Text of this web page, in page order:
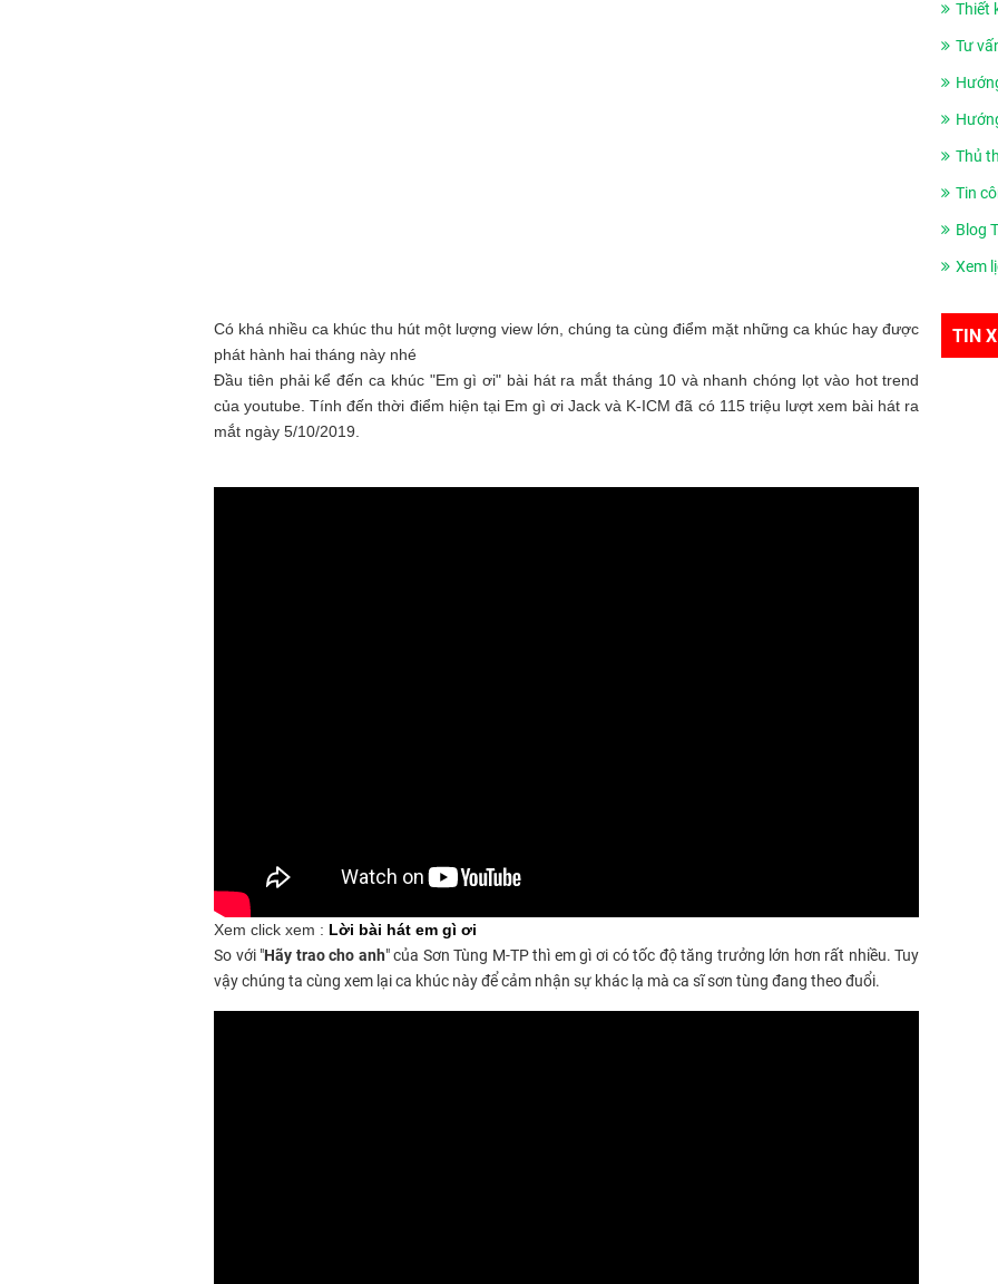
Có khá nhiều ca khúc thu hút một lượng view lớn, chúng ta cùng điểm mặt những ca khúc hay được
phát hành hai tháng này nhé
Đầu tiên phải kể đến ca khúc "Em gì ơi" bài hát ra mắt tháng 10 và nhanh chóng lọt vào hot trend
của youtube. Tính đến thời điểm hiện tại Em gì ơi Jack và K-ICM đã có 115 triệu lượt xem bài hát ra
mắt ngày 5/10/2019.
Xem click xem : Lời bài hát em gì ơi
So với "Hãy trao cho anh" của Sơn Tùng M-TP thì em gì ơi có tốc độ tăng trưởng lớn hơn rất nhiều. Tuy
vậy chúng ta cùng xem lại ca khúc này để cảm nhận sự khác lạ mà ca sĩ sơn tùng đang theo đuổi.
Thiết
Tư
Thủ
Tin
Blog
Xem
TIN